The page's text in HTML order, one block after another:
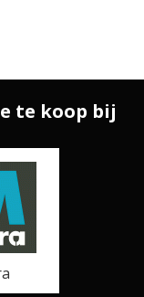
te koop bij